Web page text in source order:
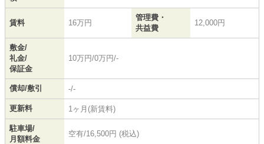
賃料 16万円
管理費・
共益費
12,000円
敷金/
礼金/
保証金
10万円/0万円/-
償却/敷引 -/-
更新料 1ヶ月(新賃料)
駐車場/
月額料金
空有/16,500円 (税込)